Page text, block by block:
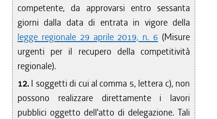
competente, da approvarsi entro sessanta
giorni dalla data di entrata in vigore della
legge regionale 29 aprile 2019, n. 6 (Misure
urgenti per il recupero della competitività
regionale).
12. I soggetti di cui al comma 5, lettera c), non
possono realizzare direttamente i lavori
pubblici oggetto dell'atto di delegazione. Tali